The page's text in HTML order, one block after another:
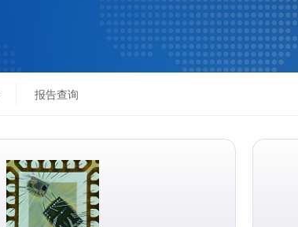
报告查询